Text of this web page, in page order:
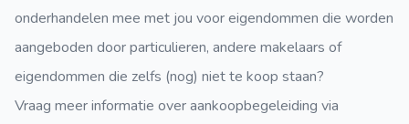
onderhandelen mee met jou voor eigendommen die worden
aangeboden door particulieren, andere makelaars of
eigendommen die zelfs (nog) niet te koop staan?
Vraag meer informatie over aankoopbegeleiding via